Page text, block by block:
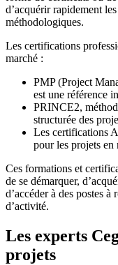
d’acquérir rapidement
méthodologiques.
Les certifications
marché :
PMP (Project
est une référence
PRINCE2,
structurée des
Les certifications
pour les projets en
Ces formations et
de se démarquer,
d’accéder à des postes à
d’activité.
Les experts
projets